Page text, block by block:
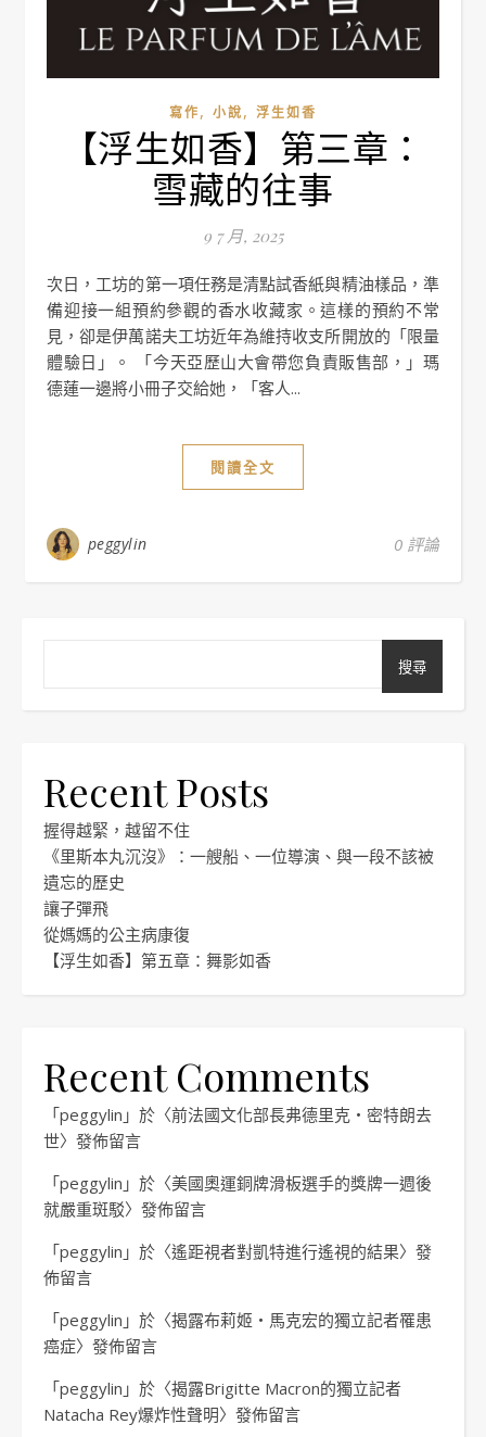
寫作, 小說, 浮生如香
【浮生如香】第三章：
雪藏的往事
9 7 月, 2025
次日，工坊的第一項任務是清點試香紙與精油樣品，準
備迎接一組預約參觀的香水收藏家。這樣的預約不常
見，卻是伊萬諾夫工坊近年為維持收支所開放的「限量
體驗日」。 「今天亞歷山大會帶您負責販售部，」瑪
德蓮一邊將小冊子交給她，「客人...
閱讀全文
peggylin 0 評論
搜尋
Recent Posts
握得越緊，越留不住
《里斯本丸沉沒》：一艘船、一位導演、與一段不該被
遺忘的歷史
讓子彈飛
從媽媽的公主病康復
【浮生如香】第五章：舞影如香
Recent Comments
「peggylin 」於〈前法國文化部長弗德里克・密特朗去
世〉發佈留言
「peggylin 」於〈美國奧運銅牌滑板選手的獎牌一週後
就嚴重斑駁〉發佈留言
「peggylin 」於〈遙距視者對凱特進行遙視的結果〉發
佈留言
「peggylin 」於〈揭露布莉姬・馬克宏的獨立記者罹患
癌症〉發佈留言
「peggylin 」於〈揭露Brigitte Macron的獨立記者
Natacha Rey爆炸性聲明〉發佈留言